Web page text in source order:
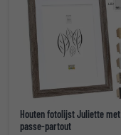
Houten fotolijst Juliette met
passe-partout